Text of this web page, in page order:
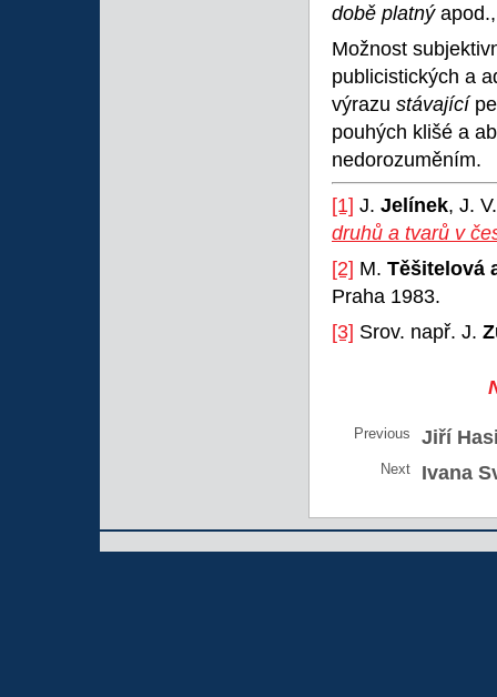
době platný
Možnost
publicistických a
výrazu stávající
pouhých klišé a
nedorozuměním.
[1] J. Jelínek, J.
druhů a tvarů v
[2] M. Těšitelová
Praha 1983.
[3] Srov. např. J.
Previous Jiří
Next Ivana